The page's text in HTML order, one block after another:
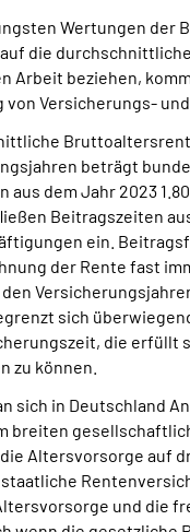
Wertungen der
auf die
Arbeit beziehen,
von Versicherungs-
beträgt
aus dem Jahr 2023
Beitragszeiten
ein.
der Rente fast
sich
die erfüllt
zu können.
sich in Deutschland
breiten
Altersvorsorge auf
und die